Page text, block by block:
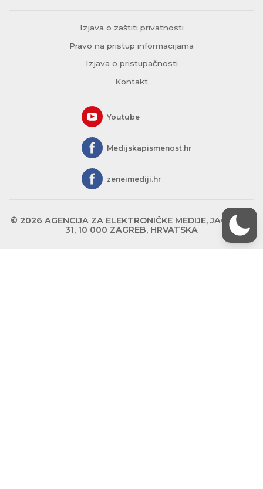
Izjava o zaštiti privatnosti
Pravo na pristup informacijama
Izjava o pristupačnosti
Kontakt
Youtube
Medijskapismenost.hr
zeneimediji.hr
© 2026 AGENCIJA ZA ELEKTRONIČKE MEDIJE, JAGIĆEVA
31, 10 000 ZAGREB, HRVATSKA